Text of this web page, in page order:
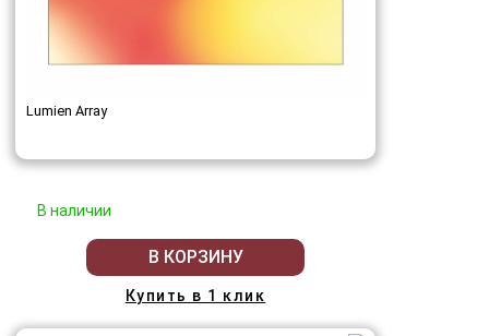
Lumien Array
В наличии
В КОРЗИНУ
Купить в 1 клик